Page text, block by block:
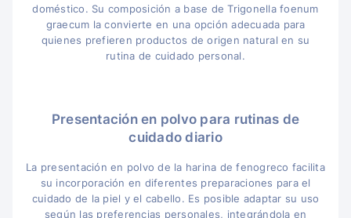
doméstico. Su composición a base de Trigonella foenum
graecum la convierte en una opción adecuada para
quienes prefieren productos de origen natural en su
rutina de cuidado personal.
Presentación en polvo para rutinas de
cuidado diario
La presentación en polvo de la harina de fenogreco facilita
su incorporación en diferentes preparaciones para el
cuidado de la piel y el cabello. Es posible adaptar su uso
según las preferencias personales, integrándola en